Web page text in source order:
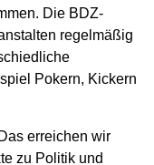
Die BDZ-
regelmäßig
Pokern, Kickern
erreichen wir
zu Politik und